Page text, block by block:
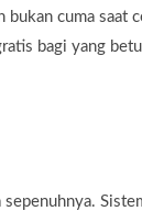
bukan cuma saat
bagi yang
sepenuhnya.